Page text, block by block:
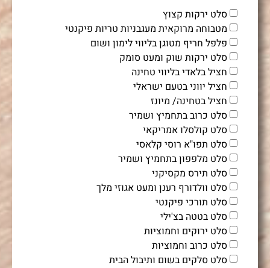
סלט ירקות קצוץ
מטבוחה מרוקאית מעגבניות טריות פיקנטי
פלפל חריף מטוגן בליווי לימון ושום
סלט ירקות שוק ומעט סומק
חציל בלאדי בליווי טחינה
חציל יווני בטעם ישראלי
חציל בטחינה/ מיונז
סלט כרוב בתחמיץ ושמיר
סלט קולסלו אמריקאי
סלט תפו"א רוסי קלאסי
סלט מלפפון בתחמיץ ושמיר
סלט תירס מקסיקני
סלט וולדורף רענן ומעט אגוזי מלך
סלט תורכי פיקנטי
סלט בטטה בצ'ילי
סלט ירוקים וחמוציות
סלט כרוב וחמוציות
סלט סלקים בשום ותיבול הבית